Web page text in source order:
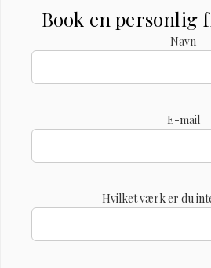
Book en personlig
Navn
E-mail
Hvilket værk er du